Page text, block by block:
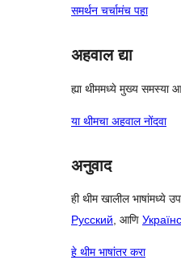
समर्थन चर्चामंच पहा
अहवाल द्या
ह्या थीममध्ये मुख्य समस्या
या थीमचा अहवाल नोंदवा
अनुवाद
ही थीम खालील भाषांमध्ये
Русский, आणि
हे थीम भाषांतर करा